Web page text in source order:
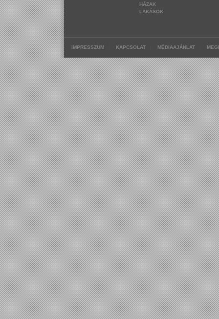
HÁZAK
LAKÁSOK
IMPRESSZUM KAPCSOLAT MÉDIAAJÁNLAT